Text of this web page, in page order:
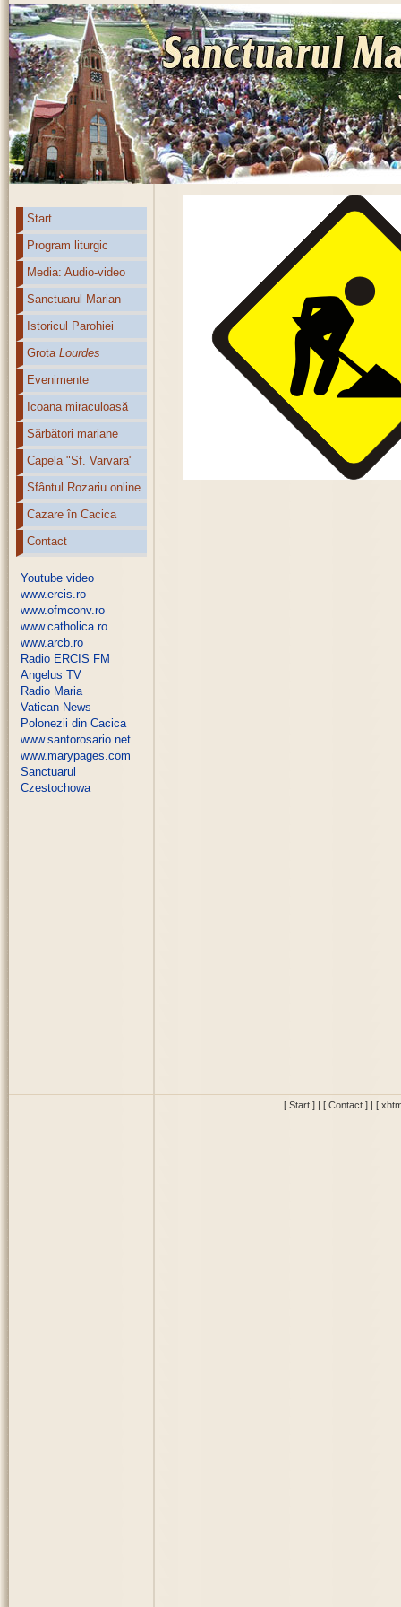
Start
Program liturgic
Media: Audio-video
Sanctuarul Marian
Istoricul Parohiei
Grota Lourdes
Evenimente
Icoana miraculoasă
Sărbători mariane
Capela "Sf. Varvara"
Sfântul Rozariu online
Cazare în Cacica
Contact
Youtube video
www.ercis.ro
www.ofmconv.ro
www.catholica.ro
www.arcb.ro
Radio ERCIS FM
Angelus TV
Radio Maria
Vatican News
Polonezii din Cacica
www.santorosario.net
www.marypages.com
Sanctuarul
Czestochowa
[ Start ] | [ Contact ] | [